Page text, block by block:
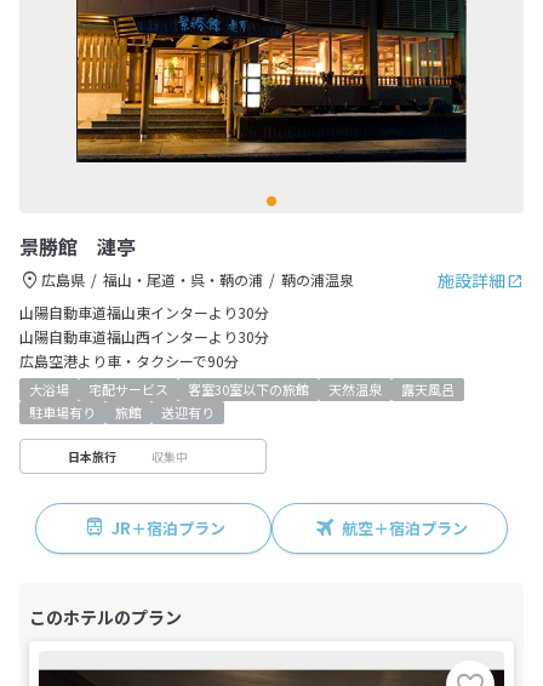
景勝館 漣亭
施設詳細
広島県 福山・尾道・呉・鞆の浦
鞆の浦温泉
山陽自動車道福山東インターより30分
山陽自動車道福山西インターより30分
広島空港より車・タクシーで90分
大浴場 宅配サービス 客室30室以下の旅館 天然温泉
露天風呂
駐車場有り
旅館 送迎有り
日本旅行 収集中
JR＋宿泊プラン 航空＋宿泊プラン